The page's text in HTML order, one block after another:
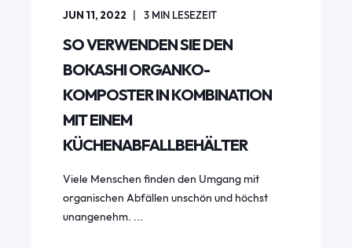
JUN 11, 2022 3 MIN LESEZEIT
SO VERWENDEN SIE DEN
BOKASHI ORGANKO-
KOMPOSTER IN KOMBINATION
MIT EINEM
KÜCHENABFALLBEHÄLTER
Viele Menschen finden den Umgang mit
organischen Abfällen unschön und höchst
unangenehm. ...